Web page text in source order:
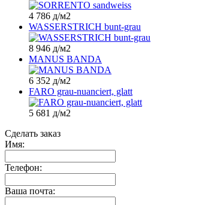
4 786 д/м2
WASSERSTRICH bunt-grau
8 946 д/м2
MANUS BANDA
6 352 д/м2
FARO grau-nuanciert, glatt
5 681 д/м2
Сделать заказ
Имя:
Телефон:
Ваша почта: